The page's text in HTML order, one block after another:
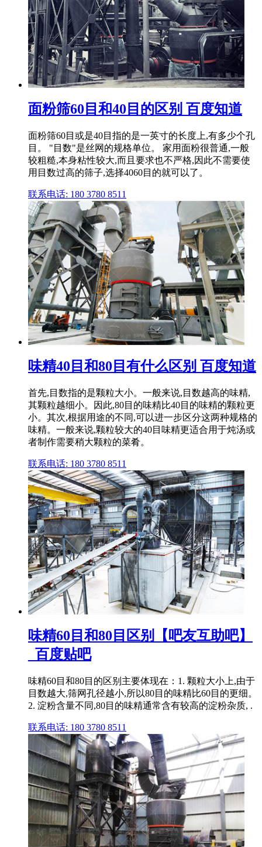
面粉筛60目和40目的区别 百度知道
面粉筛60目或是40目指的是一英寸的长度上,有多少个孔
目。 "目数"是丝网的规格单位。 家用面粉很普通,一般
较粗糙,本身粘性较大,而且要求也不严格,因此不需要使
用目数过高的筛子,选择4060目的就可以了。
联系电话: 180 3780 8511
味精40目和80目有什么区别 百度知道
首先,目数指的是颗粒大小。一般来说,目数越高的味精,
其颗粒越细小。因此,80目的味精比40目的味精的颗粒更
小。其次,根据用途的不同,可以进一步区分这两种规格的
味精。一般来说,颗粒较大的40目味精更适合用于炖汤或
者制作需要稍大颗粒的菜肴。
联系电话: 180 3780 8511
味精60目和80目区别【吧友互助吧】
_百度贴吧
味精60目和80目的区别主要体现在：1. 颗粒大小上,由于
目数越大,筛网孔径越小,所以80目的味精比60目的更细。
2. 淀粉含量不同,80目的味精通常含有较高的淀粉杂质, .
联系电话: 180 3780 8511